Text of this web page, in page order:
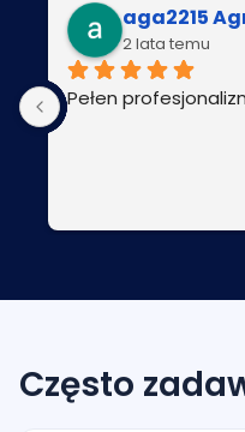
aga2215
2 lata temu
Pełen
Często